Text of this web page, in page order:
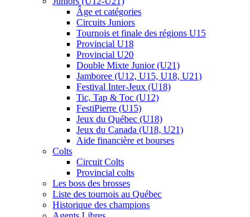
Âge et catégories
Circuits Juniors
Tournois et finale des régions U15
Provincial U18
Provincial U20
Double Mixte Junior (U21)
Jamboree (U12, U15, U18, U21)
Festival Inter-Jeux (U18)
Tic, Tap & Toc (U12)
FestiPierre (U15)
Jeux du Québec (U18)
Jeux du Canada (U18, U21)
Aide financière et bourses
Colts
Circuit Colts
Provincial colts
Les boss des brosses
Liste des tournois au Québec
Historique des champions